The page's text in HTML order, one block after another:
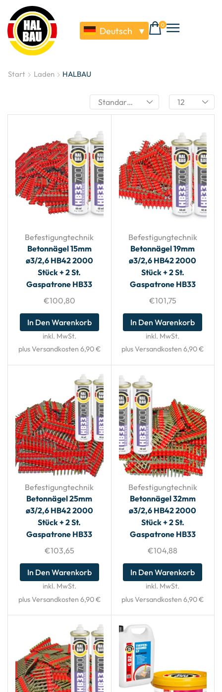
Deutsch ▼
0
Start Laden HALBAU
Befestigungtechnik
Betonnägel 15mm
ø3/2,6 HB42 2000
Stück + 2 St.
Gaspatrone HB33
€100,80
In Den Warenkorb
inkl. MwSt.
plus Versandkosten 6,90 €
Befestigungtechnik
Betonnägel 19mm
ø3/2,6 HB42 2000
Stück + 2 St.
Gaspatrone HB33
€101,75
In Den Warenkorb
inkl. MwSt.
plus Versandkosten 6,90 €
Befestigungtechnik
Betonnägel 25mm
ø3/2,6 HB42 2000
Stück + 2 St.
Gaspatrone HB33
€103,65
In Den Warenkorb
inkl. MwSt.
plus Versandkosten 6,90 €
Befestigungtechnik
Betonnägel 32mm
ø3/2,6 HB42 2000
Stück + 2 St.
Gaspatrone HB33
€104,88
In Den Warenkorb
inkl. MwSt.
plus Versandkosten 6,90 €